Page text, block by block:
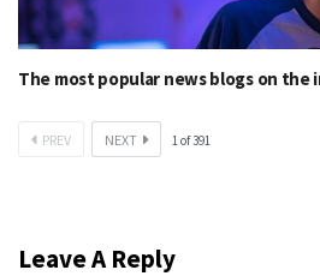
The most popular news blogs on
PREV NEXT 1 of391
Leave A Reply